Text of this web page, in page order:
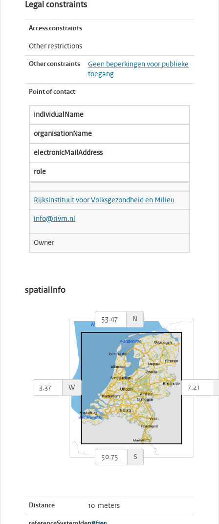
Legal constraints
Access constraints
Other restrictions
Other constraints
Geen beperkingen voor publieke
toegang
Point of contact
individualName
organisationName
electronicMailAddress
role
Rijksinstituut voor Volksgezondheid en Milieu
info@rivm.nl
Owner
spatialInfo
N
S
W
Distance 10 meters